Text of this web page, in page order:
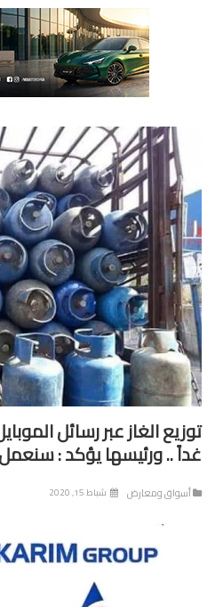
الغاز عبر رسائل
.. ورئيسها يؤكد : سنعمل
ومعارض شباط 15, 2020